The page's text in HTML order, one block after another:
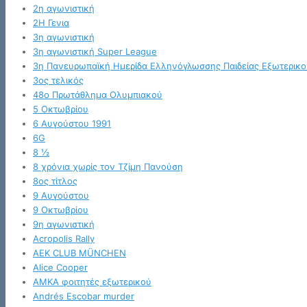
2η αγωνιστική
2Η Γενια
3η αγωνιστική
3η αγωνιστική Super League
3η Πανευρωπαϊκή Ημερίδα Ελληνόγλωσσης Παιδείας
3ος τελικός
48ο Πρωτάθλημα Ολυμπιακού
5 Οκτωβρίου
6 Αυγούστου 1991
6G
8 ½
8 χρόνια χωρίς τον Τζίμη Πανούση
8ος τίτλος
9 Αυγούστου
9 Οκτωβρίου
9η αγωνιστική
Acropolis Rally
AEK CLUB MÜNCHEN
Alice Cooper
AMKA φοιτητές εξωτερικού
Andrés Escobar murder